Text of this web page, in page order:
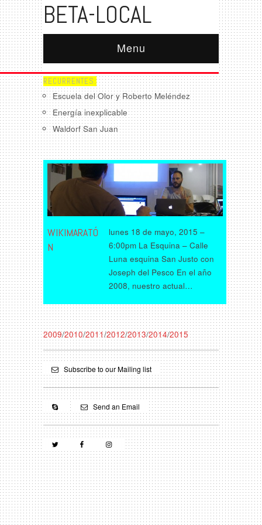
BETA-LOCAL
Menu
RECURRENTES:
Escuela del Olor y Roberto Meléndez
Energía inexplicable
Waldorf San Juan
WIKIMARATÓ
N
lunes 18 de mayo, 2015 –
6:00pm La Esquina – Calle
Luna esquina San Justo con
Joseph del Pesco En el año
2008, nuestro actual…
2009/2010/2011/2012/2013/2014/2015
Subscribe to our Mailing list
Send an Email